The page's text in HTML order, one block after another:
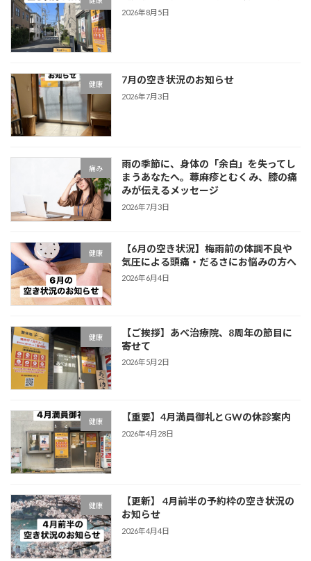
2026年8月5日
健康 7月の空き状況のお知らせ
2026年7月3日
痛み
雨の季節に、身体の「余白」を失ってし
まうあなたへ。蕁麻疹とむくみ、膝の痛
みが伝えるメッセージ
2026年7月3日
健康
【6月の空き状況】梅雨前の体調不良や
気圧による頭痛・だるさにお悩みの方へ
2026年6月4日
健康
【ご挨拶】あべ治療院、8周年の節目に
寄せて
2026年5月2日
健康 【重要】4月満員御礼とGWの休診案内
2026年4月28日
健康
【更新】 4月前半の予約枠の空き状況の
お知らせ
2026年4月4日